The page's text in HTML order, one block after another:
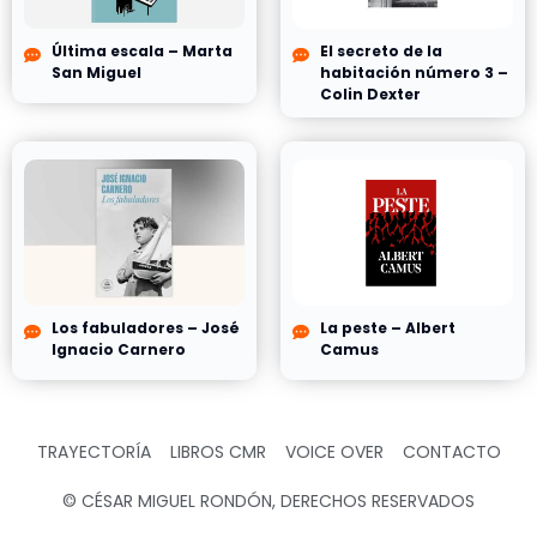
Última escala – Marta
San Miguel
El secreto de la
habitación número 3 –
Colin Dexter
Los fabuladores – José
Ignacio Carnero
La peste – Albert
Camus
TRAYECTORÍA LIBROS CMR VOICE OVER CONTACTO
© CÉSAR MIGUEL RONDÓN, DERECHOS RESERVADOS